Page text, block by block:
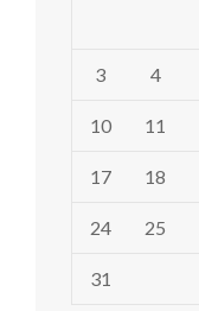
3 4
10 11
17 18
24 25
31